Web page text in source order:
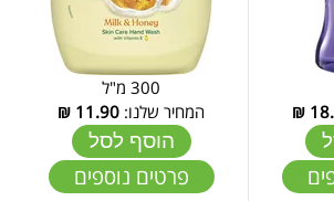
₪
300 מ"ל
המחיר שלנו: 11.90
₪
הוסף לסל
פרטים נוספים